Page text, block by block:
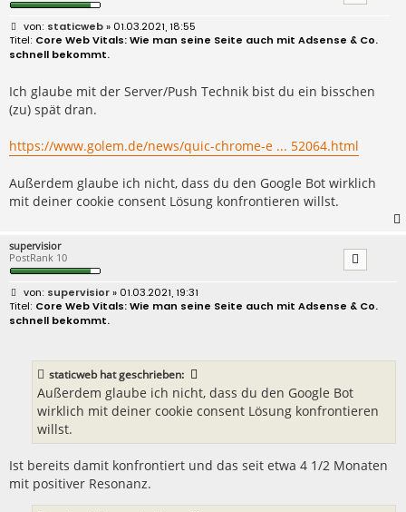
B
e
t
a
g
staticweb» 01.03.2021, 18:55
Core Web Vitals: Wie man seine Seite auch mit Adsense & Co.
schnell bekommt.
Ich glaube mit der Server/Push Technik bist du ein bisschen
(zu) spät dran.
https://www.golem.de/news/quic-chrome-e ... 52064.html
Außerdem glaube ich nicht, dass du den Google Bot wirklich
mit deiner cookie consent Lösung konfrontieren willst.
supervisior
PostRank 10
B
e
i
t
supervisior» 01.03.2021, 19:31
Core Web Vitals: Wie man seine Seite auch mit Adsense & Co.
schnell bekommt.
staticwebhat geschrieben:
Außerdem glaube ich nicht, dass du den Google Bot
wirklich mit deiner cookie consent Lösung konfrontieren
willst.
Ist bereits damit konfrontiert und das seit etwa 4 1/2 Monaten
mit positiver Resonanz.